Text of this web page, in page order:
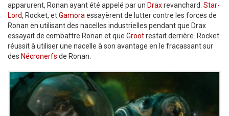
apparurent, Ronan ayant été appelé par un Draxrevanchard. Star-
Lord, Rocket, etGamora essayèrent de lutter contre les forces de
Ronan en utilisant des nacelles industrielles pendant que Drax
essayait de combattre Ronan et que Grootrestait derrière. Rocket
réussit à utiliser une nacelle à son avantage en le fracassant sur
des Nécronerfs de Ronan.